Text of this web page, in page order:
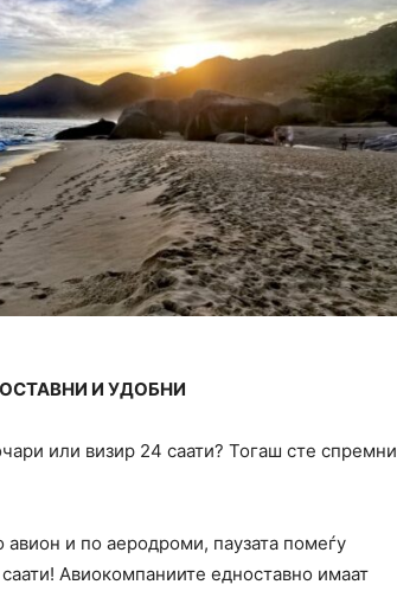
И УДОБНИ
или визир 24 саати? Тогаш сте спремни
авион и по аеродроми, паузата помеѓу
Авиокомпаниите едноставно имаат